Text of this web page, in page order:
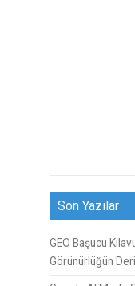
Son Yazılar
GEO Başucu
Görünürlüğün